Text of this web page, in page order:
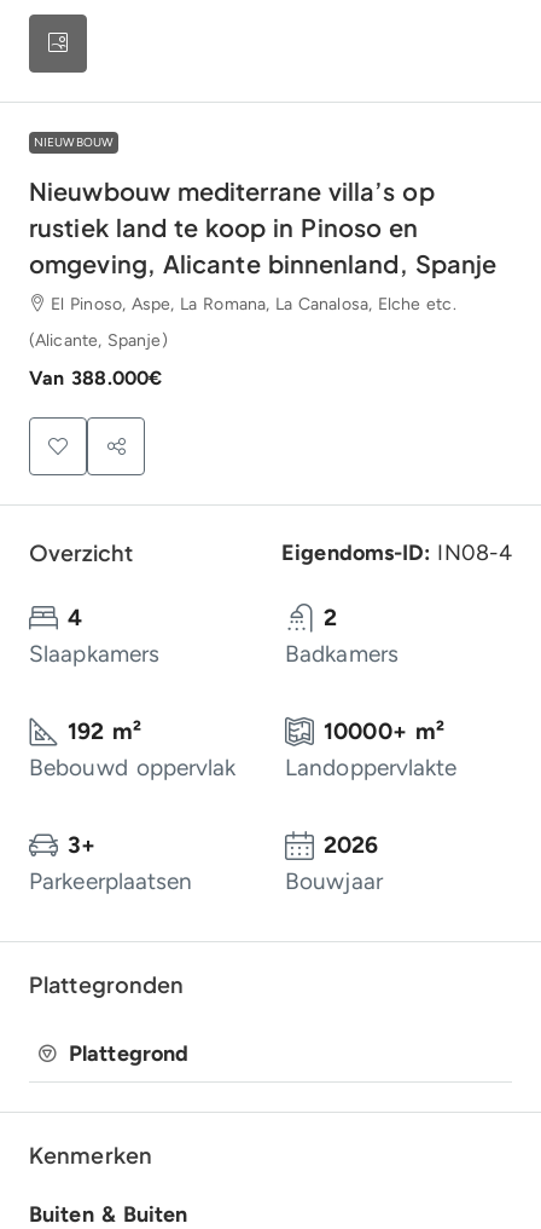
NIEUWBOUW
Nieuwbouw mediterrane villa’s op
rustiek land te koop in Pinoso en
omgeving, Alicante binnenland, Spanje
El Pinoso, Aspe, La Romana, La Canalosa, Elche etc.
(Alicante, Spanje)
Van 388.000€
Overzicht Eigendoms-ID: IN08-4
4
Slaapkamers
2
Badkamers
192 m²
Bebouwd oppervlak
10000+ m²
Landoppervlakte
3+
Parkeerplaatsen
2026
Bouwjaar
Plattegronden
Plattegrond
Kenmerken
Buiten & Buiten